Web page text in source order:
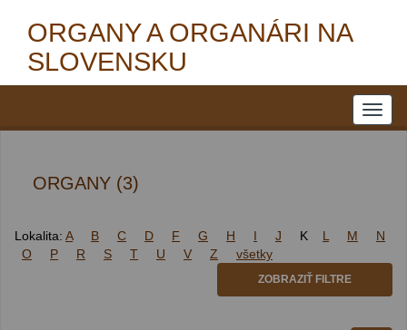
ORGANY A ORGANÁRI NA
SLOVENSKU
ORGANY (3)
Lokalita: A B C D F G H I J K L M
N
O
P R S T U V Z všetky
ZOBRAZIŤ FILTRE